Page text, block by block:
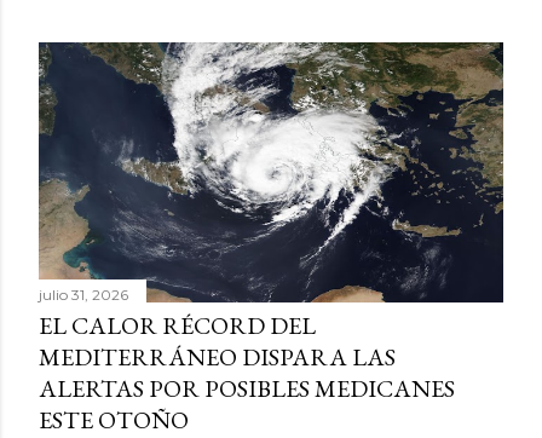
julio 31, 2026
EL CALOR RÉCORD DEL
MEDITERRÁNEO DISPARA LAS
ALERTAS POR POSIBLES MEDICANES
ESTE OTOÑO